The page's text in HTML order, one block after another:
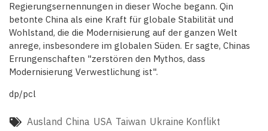
Regierungsernennungen in dieser Woche begann. Qin
betonte China als eine Kraft für globale Stabilität und
Wohlstand, die die Modernisierung auf der ganzen Welt
anrege, insbesondere im globalen Süden. Er sagte, Chinas
Errungenschaften "zerstören den Mythos, dass
Modernisierung Verwestlichung ist".
dp/pcl
Ausland China USA Taiwan Ukraine Konflikt